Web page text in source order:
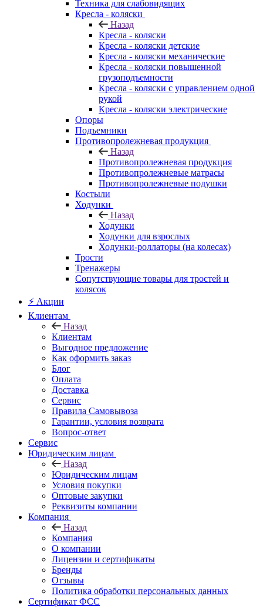
Техника для слабовидящих
Кресла - коляски
Назад
Кресла - коляски
Кресла - коляски детские
Кресла - коляски механические
Кресла - коляски повышенной
грузоподъемности
Кресла - коляски с управлением одной
рукой
Кресла - коляски электрические
Опоры
Подъемники
Противопролежневая продукция
Назад
Противопролежневая продукция
Противопролежневые матрасы
Противопролежневые подушки
Костыли
Ходунки
Назад
Ходунки
Ходунки для взрослых
Ходунки-роллаторы (на колесах)
Трости
Тренажеры
Сопутствующие товары для тростей и
колясок
⚡ Акции
Клиентам
Назад
Клиентам
Выгодное предложение
Как оформить заказ
Блог
Оплата
Доставка
Сервис
Правила Самовывоза
Гарантии, условия возврата
Вопрос-ответ
Сервис
Юридическим лицам
Назад
Юридическим лицам
Условия покупки
Оптовые закупки
Реквизиты компании
Компания
Назад
Компания
О компании
Лицензии и сертификаты
Бренды
Отзывы
Политика обработки персональных данных
Сертификат ФСС